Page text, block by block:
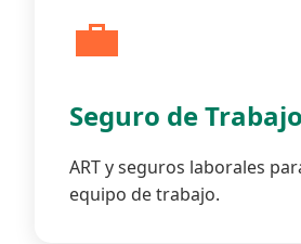
💼
Seguro de Trabajo
ART y seguros laborales
equipo de trabajo.